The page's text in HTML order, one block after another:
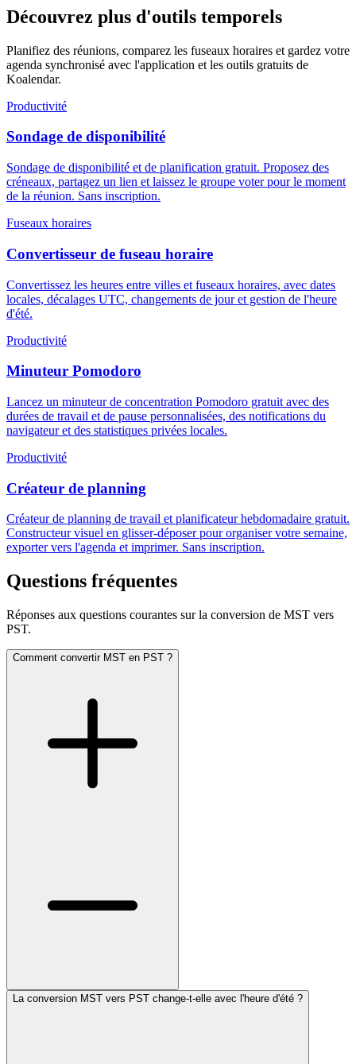
Découvrez plus d'outils temporels
Planifiez des réunions, comparez les fuseaux horaires et gardez votre
agenda synchronisé avec l'application et les outils gratuits de
Koalendar.
Productivité
Sondage de disponibilité
Sondage de disponibilité et de planification gratuit. Proposez des
créneaux, partagez un lien et laissez le groupe voter pour le moment
de la réunion. Sans inscription.
Fuseaux horaires
Convertisseur de fuseau horaire
Convertissez les heures entre villes et fuseaux horaires, avec dates
locales, décalages UTC, changements de jour et gestion de l'heure
d'été.
Productivité
Minuteur Pomodoro
Lancez un minuteur de concentration Pomodoro gratuit avec des
durées de travail et de pause personnalisées, des notifications du
navigateur et des statistiques privées locales.
Productivité
Créateur de planning
Créateur de planning de travail et planificateur hebdomadaire gratuit.
Constructeur visuel en glisser-déposer pour organiser votre semaine,
exporter vers l'agenda et imprimer. Sans inscription.
Questions fréquentes
Réponses aux questions courantes sur la conversion de MST vers
PST.
Comment convertir MST en PST ?
La conversion MST vers PST change-t-elle avec l'heure d'été ?